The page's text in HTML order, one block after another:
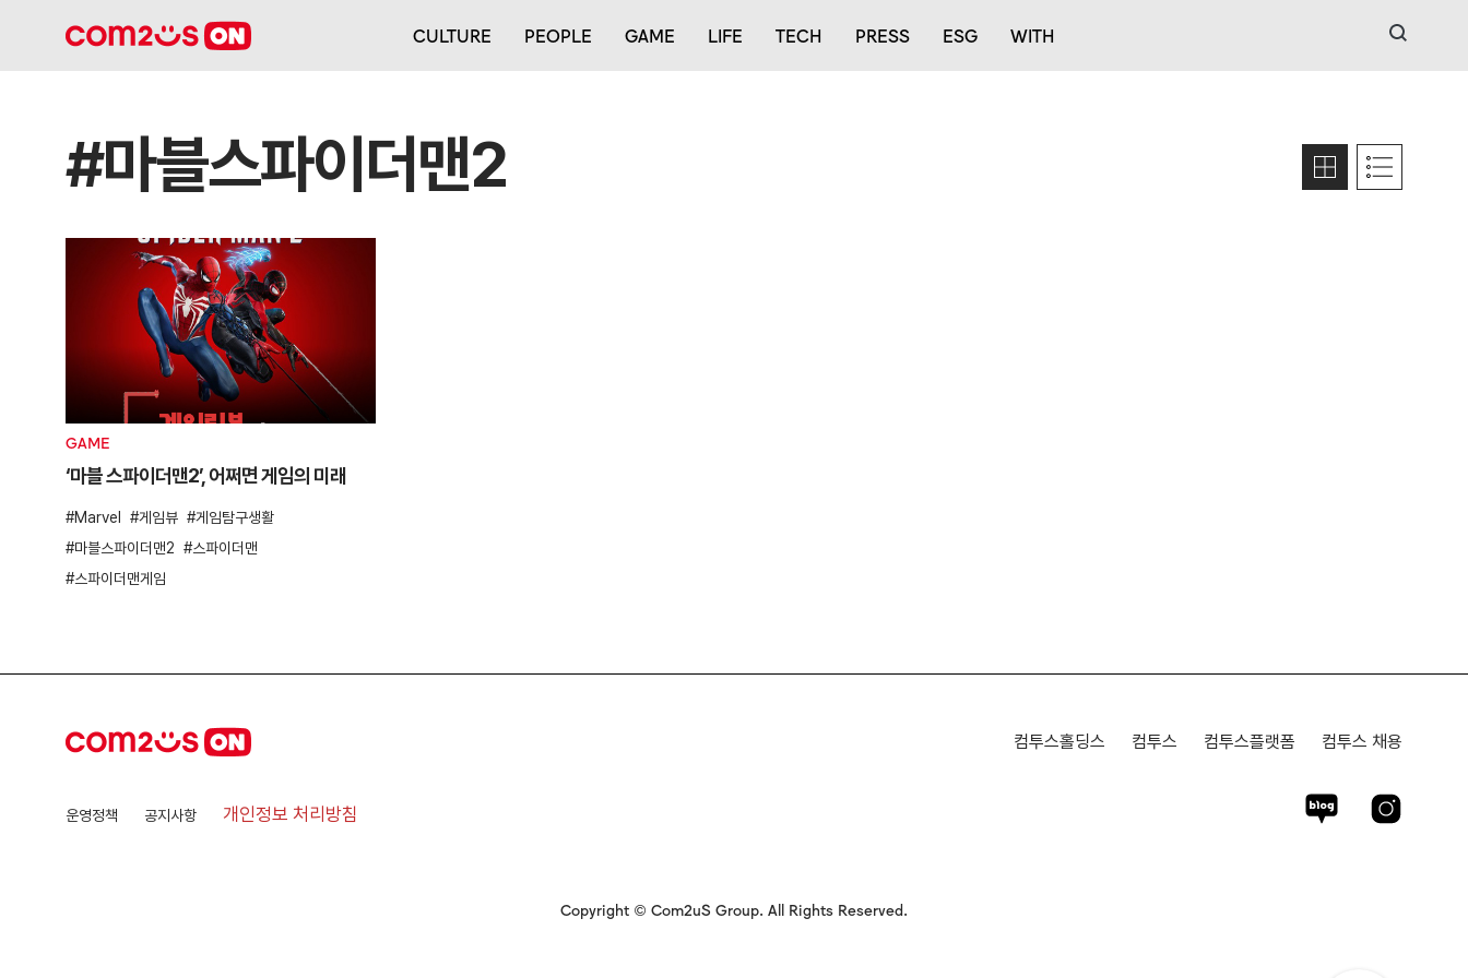
CULTURE PEOPLE GAME LIFE TECH PRESS ESG WITH 검색
#마블스파이더맨2
GAME
‘마블 스파이더맨2’, 어쩌면 게임의 미래
Marvel 게임뷰
게임탐구생활
마블스파이더맨2
스파이더맨
스파이더맨게임
운영정책 공지사항 개인정보 처리방침
컴투스홀딩스 컴투스 컴투스플랫폼 컴투스 채용
Copyright © Com2uS Group. All Rights Reserved.